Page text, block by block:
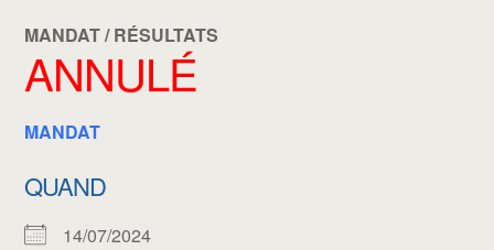
MANDAT / RÉSULTATS
ANNULÉ
MANDAT
QUAND
14/07/2024